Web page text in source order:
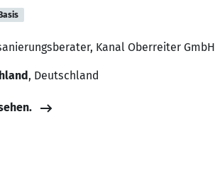
Basis
Kanal Oberreiter GmbH
, Deutschland